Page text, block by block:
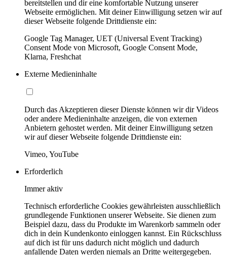
bereitstellen und dir eine komfortable Nutzung unserer
Webseite ermöglichen. Mit deiner Einwilligung setzen wir auf
dieser Webseite folgende Drittdienste ein:
Google Tag Manager, UET (Universal Event Tracking)
Consent Mode von Microsoft, Google Consent Mode,
Klarna, Freshchat
Externe Medieninhalte
Durch das Akzeptieren dieser Dienste können wir dir Videos
oder andere Medieninhalte anzeigen, die von externen
Anbietern gehostet werden. Mit deiner Einwilligung setzen
wir auf dieser Webseite folgende Drittdienste ein:
Vimeo, YouTube
Erforderlich
Immer aktiv
Technisch erforderliche Cookies gewährleisten ausschließlich
grundlegende Funktionen unserer Webseite. Sie dienen zum
Beispiel dazu, dass du Produkte im Warenkorb sammeln oder
dich in dein Kundenkonto einloggen kannst. Ein Rückschluss
auf dich ist für uns dadurch nicht möglich und dadurch
anfallende Daten werden niemals an Dritte weitergegeben.